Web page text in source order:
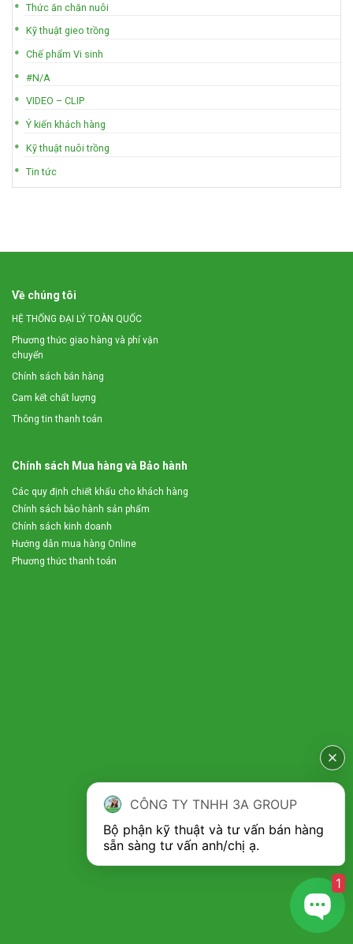
Thức ăn chăn nuôi
Kỹ thuật gieo trồng
Chế phẩm Vi sinh
#N/A
VIDEO – CLIP
Ý kiến khách hàng
Kỹ thuật nuôi trồng
Tin tức
Về chúng tôi
HỆ THỐNG ĐẠI LÝ TOÀN QUỐC
Phương thức giao hàng và phí vận
chuyển
Chính sách bán hàng
Cam kết chất lượng
Thông tin thanh toán
Chính sách Mua hàng và Bảo hành
Các quy định chiết khấu cho khách hàng
Chính sách bảo hành sản phẩm
Chính sách kinh doanh
Hướng dẫn mua hàng Online
Phương thức thanh toán
CÔNG TY TNHH 3A GROUP
Bộ phận kỹ thuật và tư vấn bán hàng
1